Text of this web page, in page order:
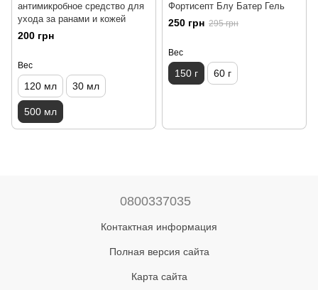
антимикробное средство для
ухода за ранами и кожей
200 грн
Вес
120 мл 30 мл
500 мл
Фортисепт Блу Батер Гель
250 грн 295 грн
Вес
150 г 60 г
0800337035
Контактная информация
Полная версия сайта
Карта сайта